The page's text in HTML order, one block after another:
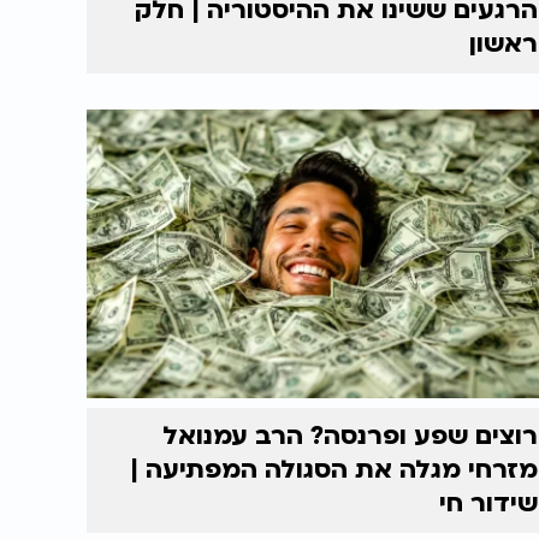
הרגעים ששינו את ההיסטוריה | חלק
ראשון
רוצים שפע ופרנסה? הרב עמנואל
מזרחי מגלה את הסגולה המפתיעה |
שידור חי